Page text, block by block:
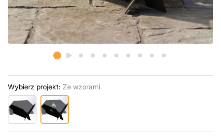
Wybierz projekt: Ze wzorami